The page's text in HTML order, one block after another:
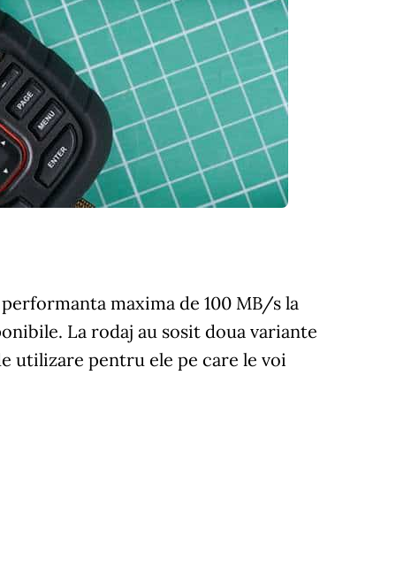
maxima de 100 MB/s la
La rodaj au sosit doua variante
utilizare pentru ele pe care le voi